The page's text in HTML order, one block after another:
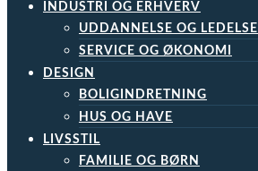
INDUSTRI OG ERHVERV
UDDANNELSE OG LEDELSE
SERVICE OG ØKONOMI
DESIGN
BOLIGINDRETNING
HUS OG HAVE
LIVSSTIL
FAMILIE OG BØRN